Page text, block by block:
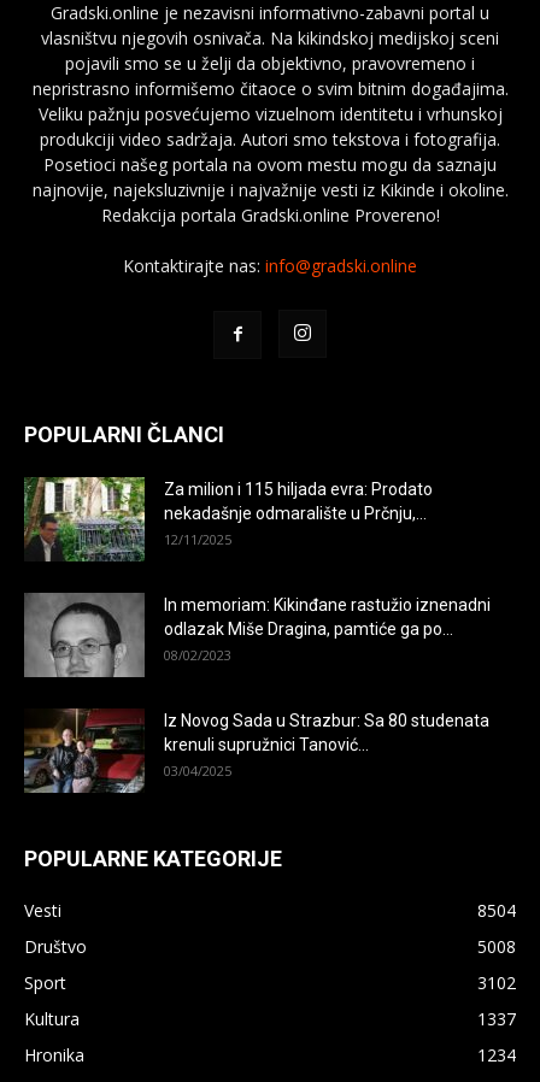
Gradski.online je nezavisni informativno-zabavni portal u
vlasništvu njegovih osnivača. Na kikindskoj medijskoj sceni
pojavili smo se u želji da objektivno, pravovremeno i
nepristrasno informišemo čitaoce o svim bitnim događajima.
Veliku pažnju posvećujemo vizuelnom identitetu i vrhunskoj
produkciji video sadržaja. Autori smo tekstova i fotografija.
Posetioci našeg portala na ovom mestu mogu da saznaju
najnovije, najeksluzivnije i najvažnije vesti iz Kikinde i okoline.
Redakcija portala Gradski.online Provereno!
Kontaktirajte nas: info@gradski.online
POPULARNI ČLANCI
Za milion i 115 hiljada evra: Prodato
nekadašnje odmaralište u Prčnju,...
12/11/2025
In memoriam: Kikinđane rastužio iznenadni
odlazak Miše Dragina, pamtiće ga po...
08/02/2023
Iz Novog Sada u Strazbur: Sa 80 studenata
krenuli supružnici Tanović...
03/04/2025
POPULARNE KATEGORIJE
Vesti
8504
Društvo
5008
Sport
3102
Kultura
1337
Hronika
1234